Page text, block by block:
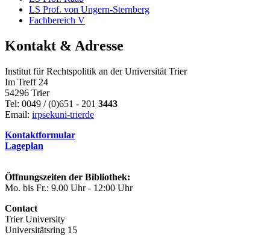
LS Prof. von Ungern-Sternberg
Fachbereich V
Kontakt & Adresse
Institut für Rechtspolitik an der Universität Trier
Im Treff 24
54296 Trier
Tel: 0049 / (0)651 - 201 3443
Email: irpsekuni-trierde
Kontaktformular
Lageplan
Öffnungszeiten der Bibliothek:
Mo. bis Fr.: 9.00 Uhr - 12:00 Uhr
Contact
Trier University
Universitätsring 15